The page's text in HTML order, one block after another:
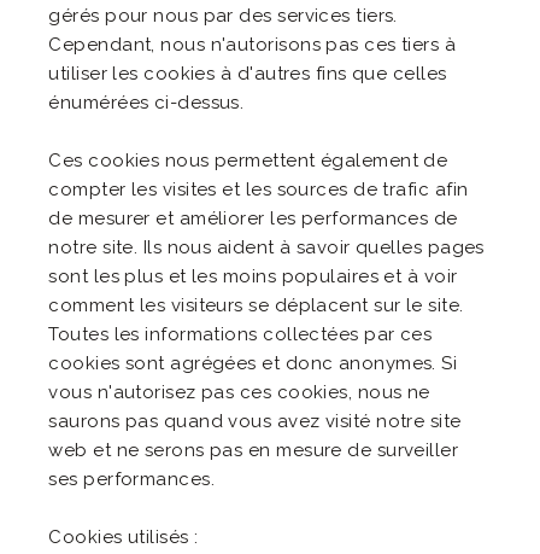
gérés pour nous par des services tiers.
Cependant, nous n'autorisons pas ces tiers à
utiliser les cookies à d'autres fins que celles
énumérées ci-dessus.
Ces cookies nous permettent également de
compter les visites et les sources de trafic afin
de mesurer et améliorer les performances de
notre site. Ils nous aident à savoir quelles pages
sont les plus et les moins populaires et à voir
comment les visiteurs se déplacent sur le site.
Toutes les informations collectées par ces
cookies sont agrégées et donc anonymes. Si
vous n'autorisez pas ces cookies, nous ne
saurons pas quand vous avez visité notre site
web et ne serons pas en mesure de surveiller
ses performances.
Cookies utilisés :